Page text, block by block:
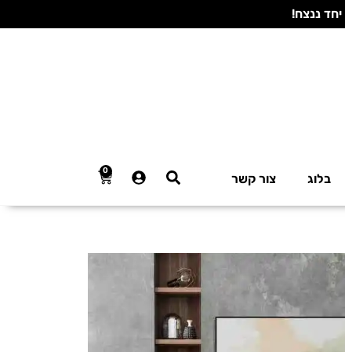
בלוג צור קשר
0